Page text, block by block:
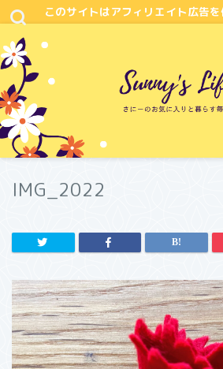
このサイトはアフィリエイト広告を
IMG_2022